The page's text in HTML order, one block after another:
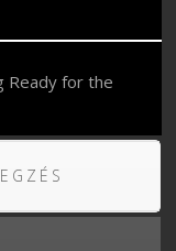
Ready for the